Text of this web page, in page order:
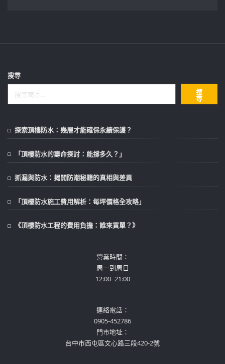
搜尋
搜
尋
探索頂樓防水：幾層才能確保永續保護？
「頂樓防水的壽命探討：能撐多久？」
抓漏與防水：揭開防潮秘籍的真相與差異
「頂樓防水施工費用解析：每坪價格全攻略」
《頂樓防水工程的費用負擔：誰來買單？》
營業時間：
周一到周日
12:00~21:00
連絡電話：
0905-452786
門市地址：
台中市西屯區文心路三段420-2號